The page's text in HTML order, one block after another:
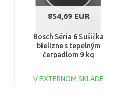
854,69 EUR
Bosch Séria 6 Sušička
bielizne s tepelným
čerpadlom 9 kg
V EXTERNOM SKLADE